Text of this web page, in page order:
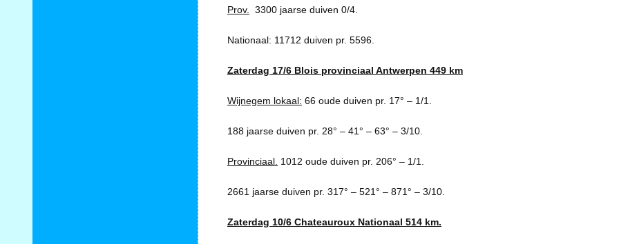
Prov. 3300 jaarse duiven 0/4.
Nationaal: 11712 duiven pr. 5596.
Zaterdag 17/6 Blois provinciaal Antwerpen 449 km
Wijnegem lokaal: 66 oude duiven pr. 17° – 1/1.
188 jaarse duiven pr. 28° – 41° – 63° – 3/10.
Provinciaal. 1012 oude duiven pr. 206° – 1/1.
2661 jaarse duiven pr. 317° – 521° – 871° – 3/10.
Zaterdag 10/6 Chateauroux Nationaal 514 km.